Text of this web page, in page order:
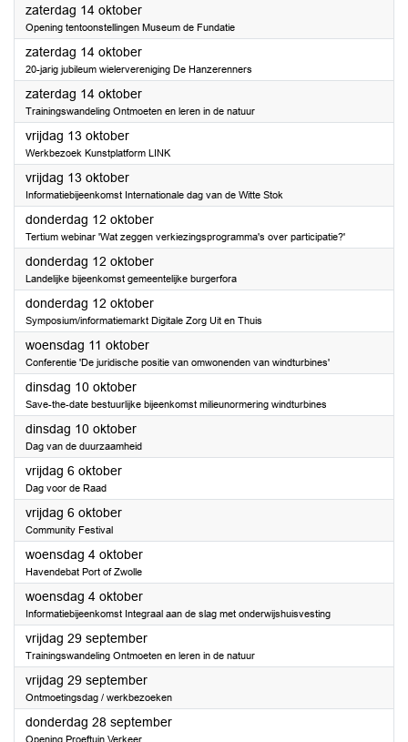
zaterdag 14 oktober2023
Opening tentoonstellingen Museum de Fundatie
zaterdag 14 oktober2023
20-jarig jubileum wielervereniging De Hanzerenners
zaterdag 14 oktober2023
Trainingswandeling Ontmoeten en leren in de natuur
vrijdag 13 oktober2023
Werkbezoek Kunstplatform LINK
vrijdag 13 oktober2023
Informatiebijeenkomst Internationale dag van de Witte Stok
donderdag 12 oktober2023
Tertium webinar 'Wat zeggen verkiezingsprogramma's over participatie?'
donderdag 12 oktober2023
Landelijke bijeenkomst gemeentelijke burgerfora
donderdag 12 oktober2023
Symposium/informatiemarkt Digitale Zorg Uit en Thuis
woensdag 11 oktober2023
Conferentie 'De juridische positie van omwonenden van windturbines'
dinsdag 10 oktober2023
Save-the-date bestuurlijke bijeenkomst milieunormering windturbines
dinsdag 10 oktober2023
Dag van de duurzaamheid
vrijdag 6 oktober2023
Dag voor de Raad
vrijdag 6 oktober2023
Community Festival
woensdag 4 oktober2023
Havendebat Port of Zwolle
woensdag 4 oktober2023
Informatiebijeenkomst Integraal aan de slag met onderwijshuisvesting
vrijdag 29 september2023
Trainingswandeling Ontmoeten en leren in de natuur
vrijdag 29 september2023
Ontmoetingsdag / werkbezoeken
donderdag 28 september2023
Opening Proeftuin Verkeer